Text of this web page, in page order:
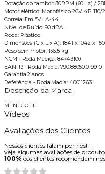
Rotação do tambor: 30RPM (60Hz) /
Motor elétrico: Monofásico 2CV 4P 110/
Correia: Em "V" A-44
Nível de Ruído: 90 dBA
Roda: Plástico
Dimensões (C x L x A): 1841 x 1042 x
Peso sem motor: 156,5 kg
NCM - Roda Maciça: 84743100
EAN-13 - Roda Macia: 790.88050.0199-0
Garantia 2 anos
Referência - Roda Macia: 40011263
Descrição da Marca
MENEGOTTI
Vídeos
Avaliações dos Clientes
Nossos clientes falam por nós!
veja algumas avaliações de
100% dos clientes recomendam